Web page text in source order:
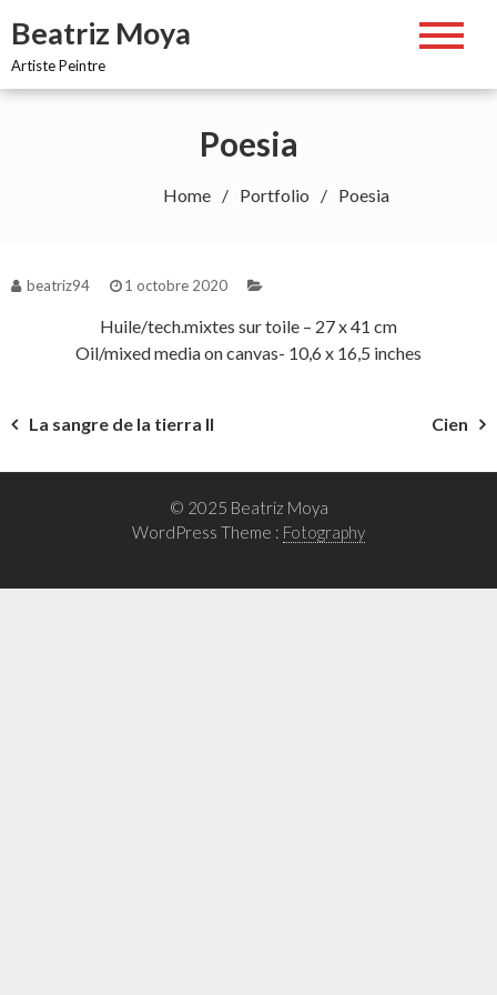
content
Beatriz Moya
Artiste Peintre
Poesia
Home Portfolio Poesia
beatriz94 1 octobre 2020
Huile/tech.mixtes sur toile – 27 x 41 cm
Oil/mixed media on canvas- 10,6 x 16,5 inches
Navigation
de
La sangre de la tierra II Cien
© 2025 Beatriz Moya
WordPress Theme : Fotography